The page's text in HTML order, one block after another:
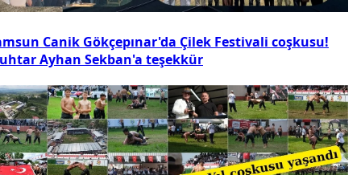
Canik Gökçepınar'da Çilek Festivali coşkusu!
Ayhan Sekban'a teşekkür